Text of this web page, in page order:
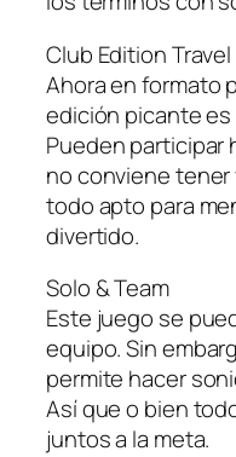
Club Edition Travel
Ahora en formato
edición picante
Pueden participar
no conviene tener
todo apto para
divertido.
Solo & Team
Este juego se
equipo. Sin
permite hacer
Así que o bien
juntos a la meta.